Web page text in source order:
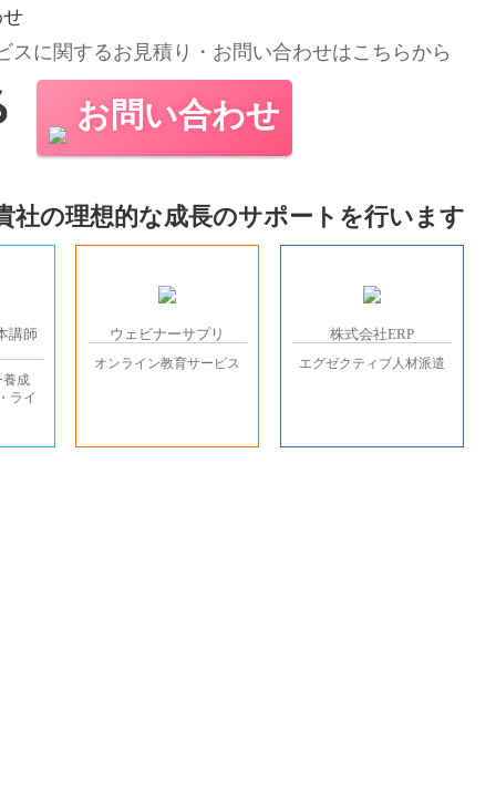
スに関するお見積り・ お問い合わせはこちらから
お問い合わせ
社の理想的な成長のサポートを行います
講師
養成
ライ
ウェビナーサプリ
オンライン教育サービス
株式会社ERP
エグゼクティブ人材派遣